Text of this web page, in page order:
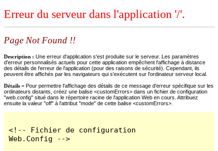
Erreur du serveur dans l'application '/'.
Page Not Found !!
Description : Une erreur d'application s'est produite sur le serveur. Les paramètres
d'erreur personnalisés actuels pour cette application empêchent l'affichage à distance
des détails de l'erreur de l'application (pour des raisons de sécurité). Cependant, ils
peuvent être affichés par les navigateurs qui s'exécutent sur l'ordinateur serveur local.
Détails = Pour permettre l'affichage des détails de ce message d'erreur spécifique sur les
ordinateurs distants, créez une balise <customErrors> dans un fichier de configuration
"web.config" situé dans le répertoire racine de l'application Web en cours. Attribuez
ensuite la valeur "off" à l'attribut "mode" de cette balise <customErrors>.
<!-- Fichier de configuration
Web.Config -->